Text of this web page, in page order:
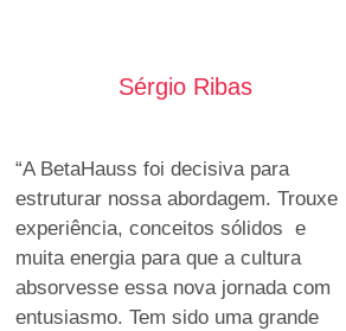
Sérgio Ribas
“A BetaHauss foi decisiva para
estruturar nossa abordagem. Trouxe
experiência, conceitos sólidos e
muita energia para que a cultura
absorvesse essa nova jornada com
entusiasmo. Tem sido uma grande